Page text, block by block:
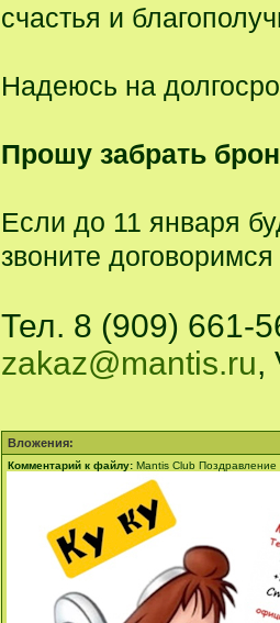
счастья и
Надеюсь на
Прошу забрать
Если до 11 января
звоните договоримся
Тел. 8 (909) 661-
zakaz@mantis.ru,
Вложения:
Комментарий к файлу: Mantis Club